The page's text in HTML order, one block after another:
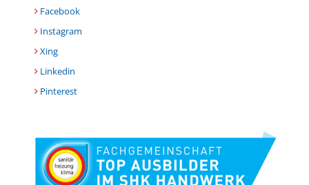
Facebook
Instagram
Xing
Linkedin
Pinterest